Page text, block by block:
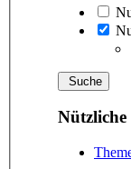
Nützliche